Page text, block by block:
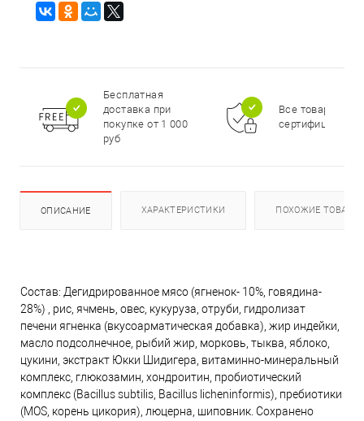
Бесплатная
доставка при
покупке от 1 000
руб
Все товары
ОПИСАНИЕ ХАРАКТЕРИСТИКИ ПОХОЖИЕ ТОВАРЫ
Состав: Дегидрированное мясо (ягненок- 10%, говядина-
28%) , рис, ячмень, овес, кукуруза, отруби, гидролизат
печени ягненка (вкусоарматическая добавка), жир индейки,
масло подсолнечное, рыбий жир, морковь, тыква, яблоко,
цукини, экстракт Юкки Шидигера, витаминно-минеральный
комплекс, глюкозамин, хондроитин, пробиотический
комплекс (Bacillus subtilis, Bacillus licheninformis), пребиотики
(MOS, корень цикория), люцерна, шиповник. Сохранено